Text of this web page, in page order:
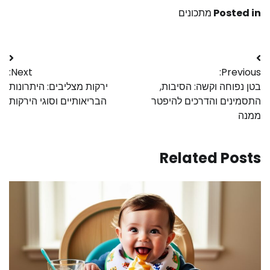
Posted in מתכונים
Previous:
בטן נפוחה וקשה: הסיבות,
התסמינים והדרכים להיפטר
ממנה
Next:
ירקות מצליבים: היתרונות
הבריאותיים וסוגי הירקות
Related Posts